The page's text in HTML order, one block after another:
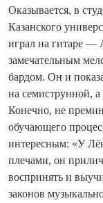
Оказывается, в
Казанского
играл на гитаре —
замечательным
бардом. Он и
на семиструнной,
Конечно, не
обучающего
интересным: «У
плечами, он
воспринять и
законов